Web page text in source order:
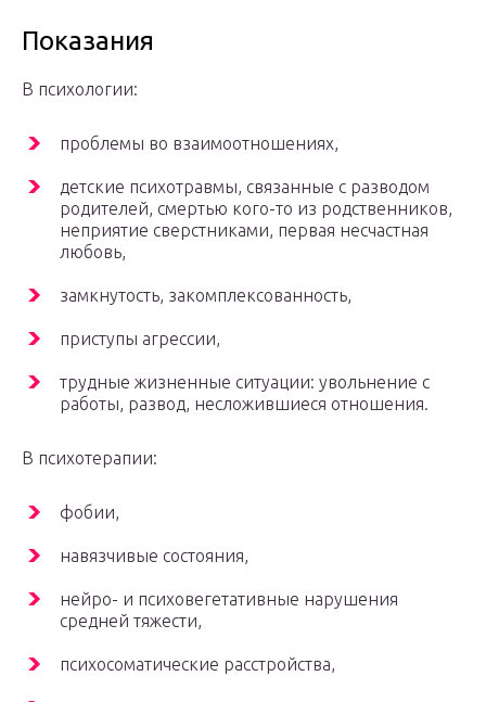
Показания
В психологии:
проблемы во взаимоотношениях,
детские психотравмы, связанные с разводом
родителей, смертью кого-то из родственников,
неприятие сверстниками, первая несчастная
любовь,
замкнутость, закомплексованность,
приступы агрессии,
трудные жизненные ситуации: увольнение с
работы, развод, несложившиеся отношения.
В психотерапии:
фобии,
навязчивые состояния,
нейро- и психовегетативные нарушения
средней тяжести,
психосоматические расстройства,